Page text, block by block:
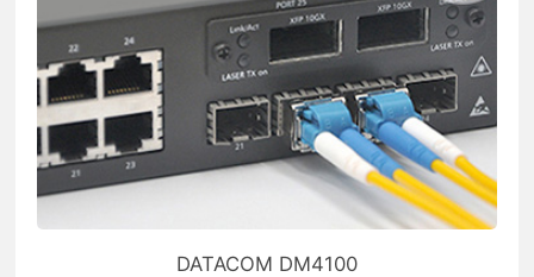
DATACOM DM4100